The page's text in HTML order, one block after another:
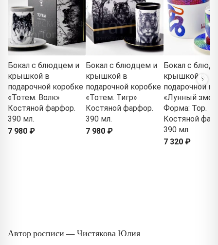
Бокал с блюдцем и
крышкой в
подарочной коробке
«Тотем. Волк»
Костяной фарфор.
390 мл.
7 980 ₽
Бокал с блюдцем и
крышкой в
подарочной коробке
«Тотем. Тигр»
Костяной фарфор.
390 мл.
7 980 ₽
Бокал с
крышкой в
подарочной
«Лунный
Форма: Тор.
Костяной
390 мл.
7 320 ₽
Автор росписи — Чистякова Юлия